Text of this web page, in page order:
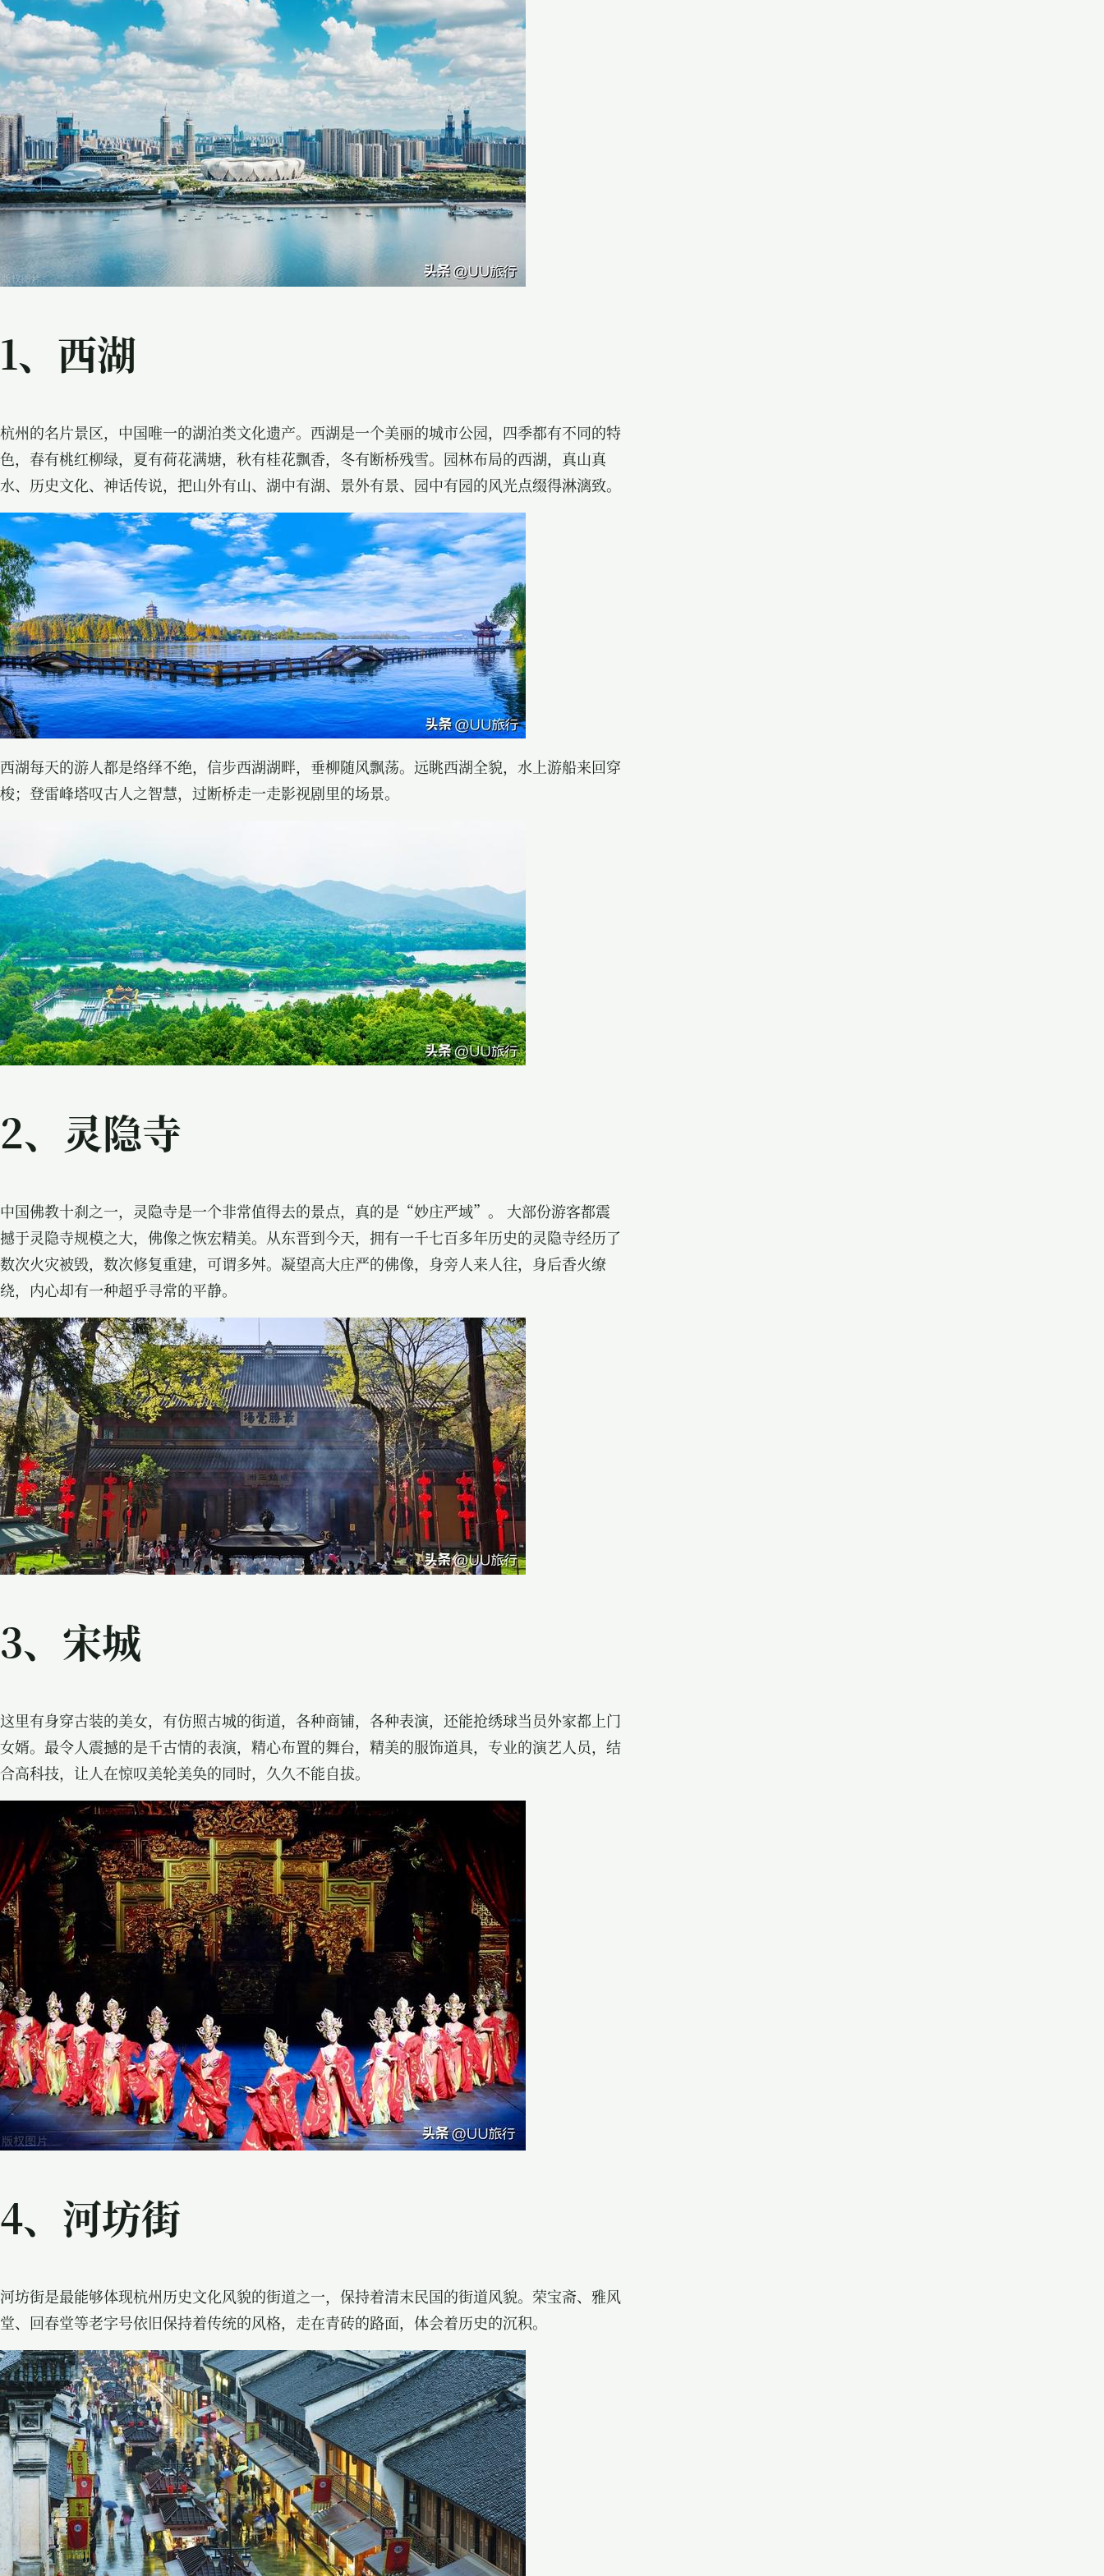
1、 西湖
杭州的名片景区，中国唯一的湖泊类文化遗产。西湖是一个美丽的城市公园，四季都有不同的特
色，春有桃红柳绿，夏有荷花满塘，秋有桂花飘香，冬有断桥残雪。园林布局的西湖，真山真
水、历史文化、神话传说，把山外有山、湖中有湖、景外有景、园中有园的风光点缀得淋漓致。
西湖每天的游人都是络绎不绝，信步西湖湖畔，垂柳随风飘荡。远眺西湖全貌，水上游船来回穿
梭；登雷峰塔叹古人之智慧，过断桥走一走影视剧里的场景。
2、 灵隐寺
中国佛教十刹之一， 灵隐寺是一个非常值得去的景点，真的是“妙庄严域”。
大部份游客都震
撼于灵隐寺规模之大，佛像之恢宏精美。从东晋到今天，拥有一千七百多年历史的灵隐寺经历了
数次火灾被毁，数次修复重建，可谓多舛。凝望高大庄严的佛像，身旁人来人往，身后香火缭
绕，内心却有一种超乎寻常的平静。
3、 宋城
这里有身穿古装的美女，有仿照古城的街道，各种商铺，各种表演，还能抢绣球当员外家都上门
女婿。最令人震撼的是千古情的表演，精心布置的舞台，精美的服饰道具，专业的演艺人员，结
合高科技，让人在惊叹美轮美奂的同时，久久不能自拔。
4、 河坊街
河坊街是最能够体现杭州历史文化风貌的街道之一，保持着清末民国的街道风貌。 荣宝斋、雅风
堂、回春堂等老字号依旧保持着传统的风格，走在青砖的路面，体会着历史的沉积。